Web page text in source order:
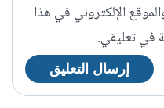
الإلكتروني في هذا
في تعليقي.